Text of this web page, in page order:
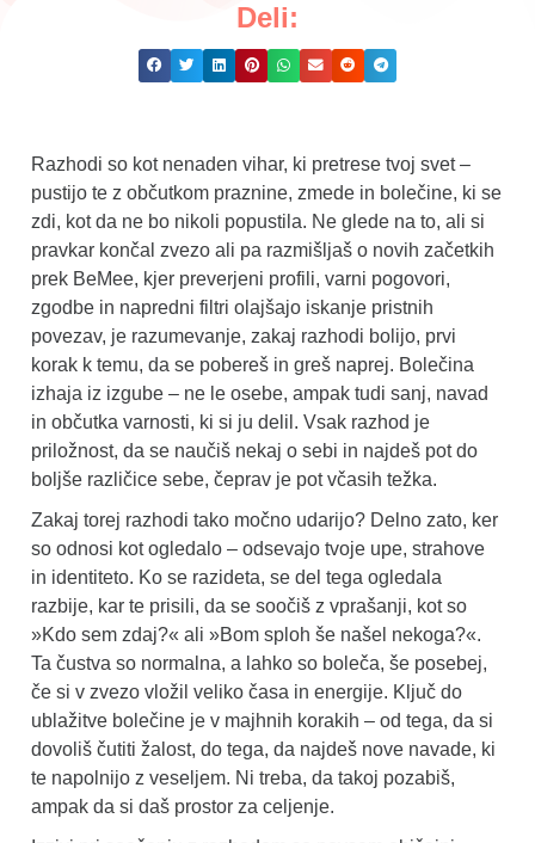
Deli:
Razhodi so kot nenaden vihar, ki pretrese tvoj svet –
pustijo te z občutkom praznine, zmede in bolečine, ki se
zdi, kot da ne bo nikoli popustila. Ne glede na to, ali si
pravkar končal zvezo ali pa razmišljaš o novih začetkih
prek BeMee, kjer preverjeni profili, varni pogovori,
zgodbe in napredni filtri olajšajo iskanje pristnih
povezav, je razumevanje, zakaj razhodi bolijo, prvi
korak k temu, da se pobereš in greš naprej. Bolečina
izhaja iz izgube – ne le osebe, ampak tudi sanj, navad
in občutka varnosti, ki si ju delil. Vsak razhod je
priložnost, da se naučiš nekaj o sebi in najdeš pot do
boljše različice sebe, čeprav je pot včasih težka.
Zakaj torej razhodi tako močno udarijo? Delno zato, ker
so odnosi kot ogledalo – odsevajo tvoje upe, strahove
in identiteto. Ko se razideta, se del tega ogledala
razbije, kar te prisili, da se soočiš z vprašanji, kot so
»Kdo sem zdaj?« ali »Bom sploh še našel nekoga?«.
Ta čustva so normalna, a lahko so boleča, še posebej,
če si v zvezo vložil veliko časa in energije. Ključ do
ublažitve bolečine je v majhnih korakih – od tega, da si
dovoliš čutiti žalost, do tega, da najdeš nove navade, ki
te napolnijo z veseljem. Ni treba, da takoj pozabiš,
ampak da si daš prostor za celjenje.